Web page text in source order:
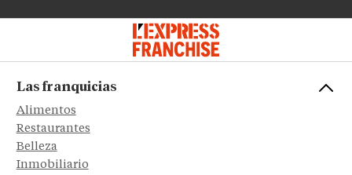
Las franquicias
Alimentos
Restaurantes
Belleza
Inmobiliario